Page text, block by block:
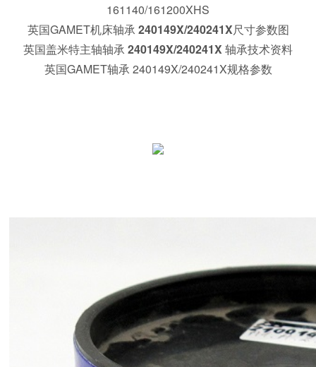
141107X/141165XC 英国盖米特圆锥滚子轴承;119045/119085H
161140/161200XHS
英国GAMET机床轴承 240149X/240241X尺寸参数图
英国盖米特主轴轴承 240149X/240241X 轴承技术资料
英国GAMET轴承 240149X/240241X规格参数